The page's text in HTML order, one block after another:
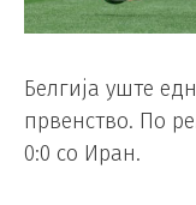
Белгија уште
првенство. По
0:0 со Иран.